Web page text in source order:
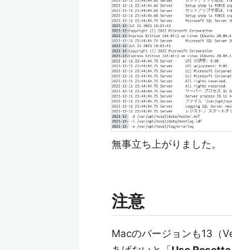
無事立ち上がりました。
注意
Macのバージョンも13（